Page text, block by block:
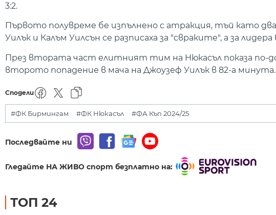
3:2.
Първото полувреме бе изпълнено с атракция, тъй като
Уилък и Калъм Уилсън се разписаха за "свраките", а за
През втората част елитният тим на Нюкасъл показа по-
второто попадение в мача на Джоузеф Уилък в 82-а минута.
Сподели
#ФК Бирмингам #ФК Нюкасъл #ФА Къп 2024/25
Последвайте ни
Гледайте НА ЖИВО спорт безплатно на:
ТОП 24